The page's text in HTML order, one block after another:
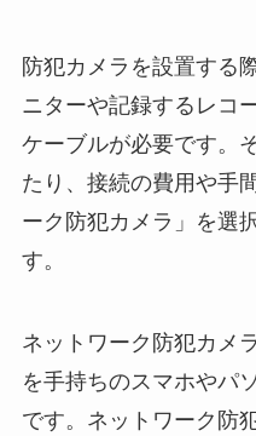
防犯カメラを設置する
ニターや記録するレコ
ケーブルが必要です。
たり、接続の費用や手
ーク防犯カメラ」を選
す。
ネットワーク防犯カメ
を手持ちのスマホやパ
です。ネットワーク防